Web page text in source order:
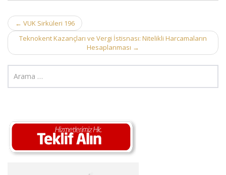
Post
navigation
← VUK Sirküleri 196
Teknokent Kazançları ve Vergi İstisnası: Nitelikli Harcamaların
Hesaplanması →